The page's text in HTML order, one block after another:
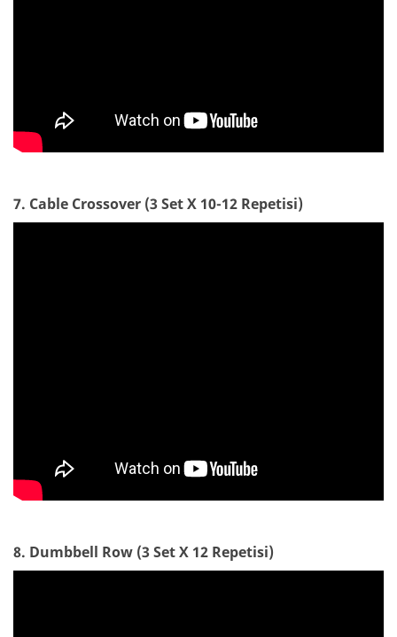
7. Cable Crossover (3 Set X 10-12 Repetisi)
8. Dumbbell Row (3 Set X 12 Repetisi)